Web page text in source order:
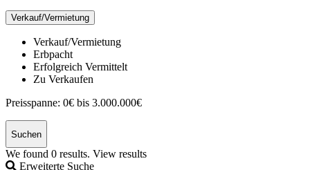
Verkauf/Vermietung
Verkauf/Vermietung
Erbpacht
Erfolgreich Vermittelt
Zu Verkaufen
Preisspanne: 0€ bis 3.000.000€
Suchen
We found 0 results. View results
Erweiterte Suche